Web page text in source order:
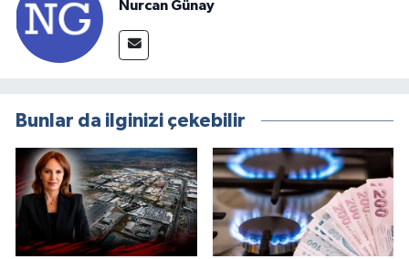
Nurcan Günay
Bunlar da ilginizi çekebilir